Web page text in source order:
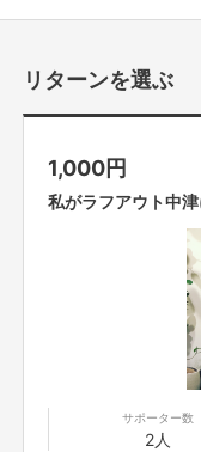
【所在地】
お取引において開示要求
【お問合せ先】
お問い合わせは下記の
https://cf.fany.lol/users/
不良品、発送品間違いの
7日以内に上記問い合わせ
をお受け出来ない場合が
ル・返品・交換はお受けで
リターンを選ぶ
1,000円
私がラフアウト中
サポーター数
2人